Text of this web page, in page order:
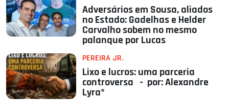
Adversários em Sousa, aliados
no Estado: Gadelhas e Helder
Carvalho sobem no mesmo
palanque por Lucas
PEREIRA JR.
Lixo e lucros: uma parceria
controversa - por: Alexandre
Lyra*